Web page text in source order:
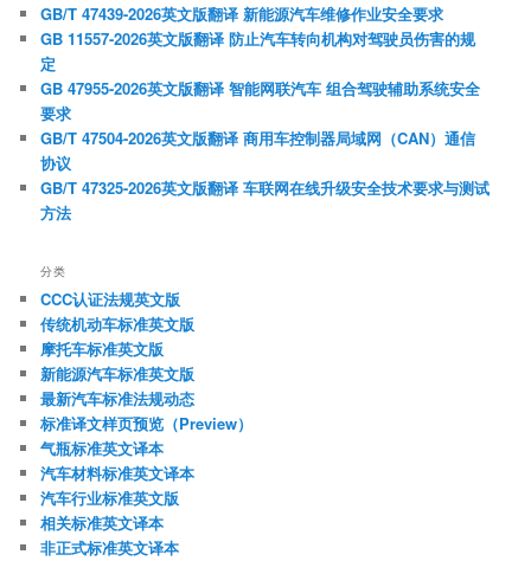
GB/T 47439-2026英文版翻译 新能源汽车维修作业安全要求
GB 11557-2026英文版翻译 防止汽车转向机构对驾驶员伤害的规
定
GB 47955-2026英文版翻译 智能网联汽车 组合驾驶辅助系统安全
要求
GB/T 47504-2026英文版翻译 商用车控制器局域网（CAN）通信
协议
GB/T 47325-2026英文版翻译 车联网在线升级安全技术要求与测试
方法
分类
CCC认证法规英文版
传统机动车标准英文版
摩托车标准英文版
新能源汽车标准英文版
最新汽车标准法规动态
标准译文样页预览（Preview）
气瓶标准英文译本
汽车材料标准英文译本
汽车行业标准英文版
相关标准英文译本
非正式标准英文译本